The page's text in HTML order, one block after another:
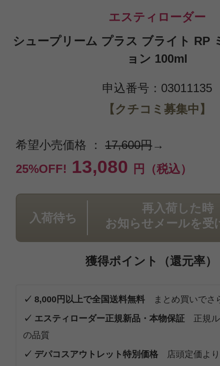
エスティローダー
シュープリーム プラス ブライト RP
ョン 100ml
申込番号：03011135
【クチコミ募集中】
希望小売価格 ： 17,600円→
25%OFF! 13,080 円（税込）
入荷待ち
再入荷した時
お知らせメールを受
獲得ポイント（還元率）
✓ 8,000円以上で全国送料無料 まとめ買いでさ
✓ エスティローダー正規新品・本物保証 正規ル
の品質
✓ デパコスアウトレット特別価格 店頭定価よ